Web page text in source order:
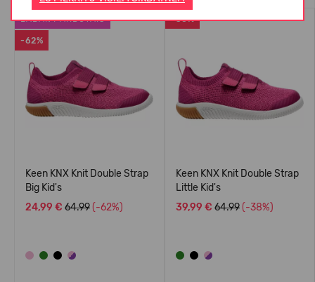
-62%
LABĀK PĀRDOTAIS
Keen KNX Knit Double Strap
Big Kid's
24,99 € 64.99 (-62%)
-38%
Keen KNX Knit Double Strap
Little Kid's
39,99 € 64.99 (-38%)